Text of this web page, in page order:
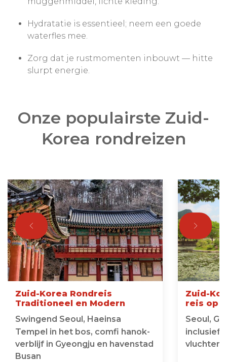
Hydratatie is essentieel; neem een goede
waterfles mee.
Zorg dat je rustmomenten inbouwt — hitte
slurpt energie.
Onze populairste Zuid-
Korea rondreizen
Zuid-Korea Rondreis
Traditioneel en Modern
Swingend Seoul, Haeinsa
Tempel in het bos, comfi hanok-
verblijf in Gyeongju en havenstad
Busan
Zuid-
reis op
Seoul,
inclusief
vluchten